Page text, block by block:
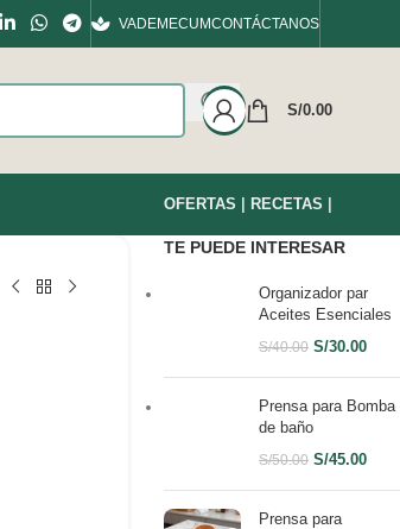
VADEMECUMCONTÁCTANOS
S/0.00
OFERTAS RECETAS
TE PUEDE INTERESAR
Organizador par
Aceites Esenciales
S/40.00 S/30.00
Prensa para Bomba
de baño
S/50.00 S/45.00
Prensa para